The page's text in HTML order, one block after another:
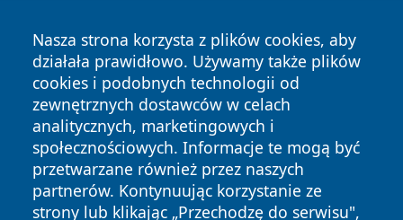
Nasza strona korzysta z plików cookies, aby
działała prawidłowo. Używamy także plików
cookies i podobnych technologii od
zewnętrznych dostawców w celach
analitycznych, marketingowych i
społecznościowych. Informacje te mogą być
przetwarzane również przez naszych
partnerów. Kontynuując korzystanie ze
strony lub klikając „Przechodzę do serwisu",
Copyright © 2026 olkuszonline.pl Wszystkie prawa
zastrzeżone.